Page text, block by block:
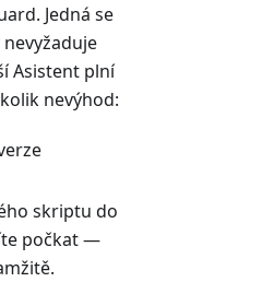
Jedná se
Asistent plní
nevýhod:
skriptu do
počkat —